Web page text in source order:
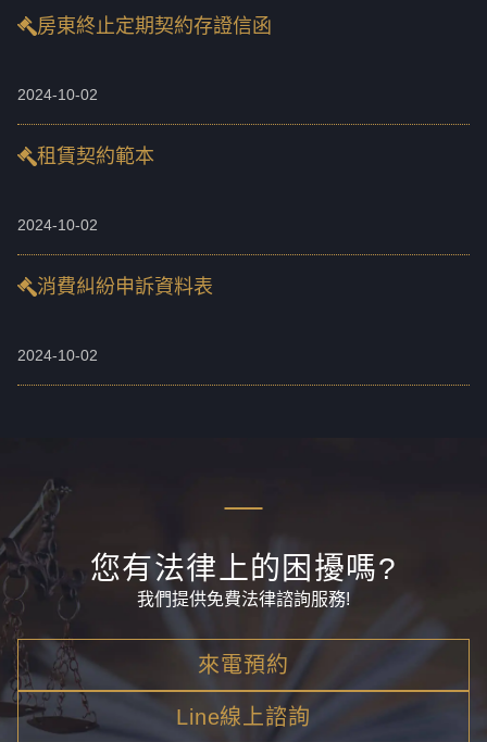
房東終止定期契約存證信函
2024-10-02
租賃契約範本
2024-10-02
消費糾紛申訴資料表
2024-10-02
您有法律上的困擾嗎?
我們提供免費法律諮詢服務!
來電預約
Line線上諮詢